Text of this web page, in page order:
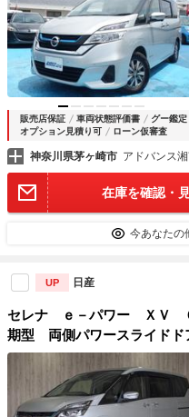
販売店保証 車両状態評価書 グー鑑定
オプション見積り可
ローン仮審査
神奈川県茅ヶ崎市 アドバンス
在庫を確認・
今あなたの
UP 日産
セレナ ｅ－パワー ＸＶ
期型 両側パワースライド
ドスポットモニター フル
ー バックカメラ オート
生